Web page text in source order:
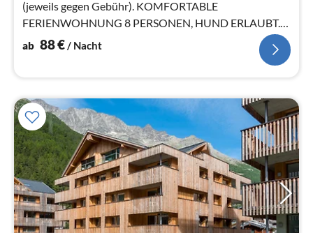
(jeweils gegen Gebühr). KOMFORTABLE
FERIENWOHNUNG 8 PERSONEN, HUND ERLAUBT.
Ein Angebot des Reisemittlers FeWo-PLAN.com GmbH.
ab 88€/ Nacht